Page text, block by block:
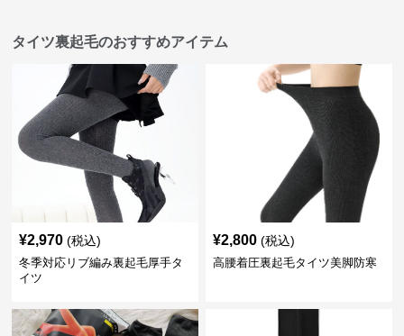
タイツ裏起毛のおすすめアイテム
¥2,970 (税込)
冬季対応リブ編み裏起毛厚手タ
イツ
¥2,800 (税込)
高腰着圧裏起毛タイツ美脚防寒